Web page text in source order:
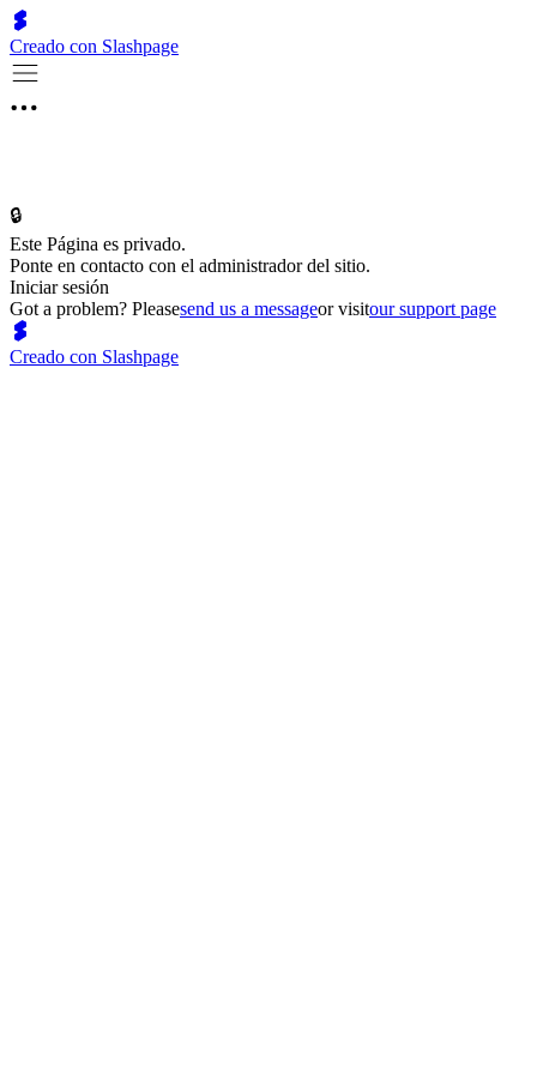
Creado con Slashpage
🔒
Este Página es privado.
Ponte en contacto con el administrador del sitio.
Iniciar sesión
Got a problem? Pleasesend us a messageor visitour support page
Creado con Slashpage